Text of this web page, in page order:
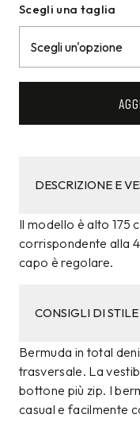
Scegli una taglia
DESCRIZIONE E
Il modello è alto 175
corrispondente alla
capo è regolare.
CONSIGLI DI STILE
Bermuda in total
trasversale. La
bottone più zip. I
casual e facilmente